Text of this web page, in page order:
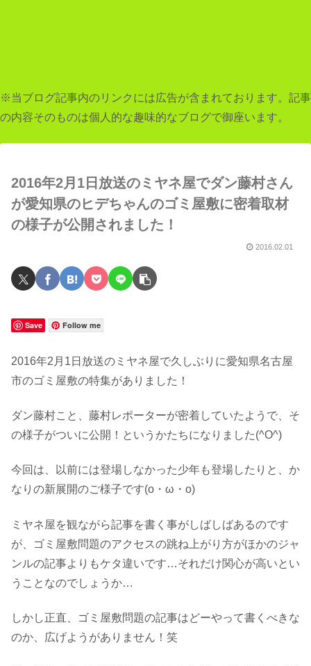
※当ブログ記事内のリンクには広告が含まれております。記事
の内容そのものは個人的な趣味的なブログで御座います。
2016年2月1日放送のミヤネ屋でダン藤村さん
が愛知県のヒデちゃんのゴミ屋敷に密着取材
の様子が公開されました！
2016.02.01
Save Follow me
2016年2月1日放送のミヤネ屋で久しぶりに愛知県名古屋
市のゴミ屋敷の特集がありました！
ダン藤村こと、藤村レポーターが密着していたようで、そ
の様子がついに公開！というかたちになりました(^O^)
今回は、以前には登場しなかった少年も登場したりと、か
なりの新展開のご様子です(o・ω・o)
ミヤネ屋を観ながら記事を書く事がしばしばあるのです
が、ゴミ屋敷問題のアクセスの跳ね上がり方がほかのジャ
ンルの記事よりもケタ違いです…それだけ関心が高いとい
うことなのでしょうか…
しかし正直、ゴミ屋敷問題の記事はどーやって書くべきな
のか、広げようがありません！笑